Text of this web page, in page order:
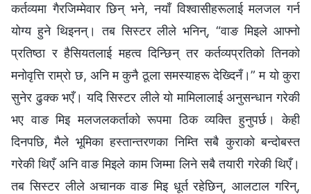
कर्तव्यमा गैरजिम्मेवार छिन् भने, नयाँ विश्‍वासीहरूलाई मलजल गर्न
योग्य हुने थिइनन्। तब सिस्टर लीले भनिन्, “वाङ मिइले आफ्नो
प्रतिष्ठा र हैसियतलाई महत्व दिन्छिन् तर कर्तव्यप्रतिको तिनको
मनोवृत्ति राम्रो छ, अनि म कुनै ठूला समस्याहरू देख्दिनँ।” म यो कुरा
सुनेर ढुक्क भएँ। यदि सिस्टर लीले यो मामिलालाई अनुसन्धान गरेकी
भए वाङ मिइ मलजलकर्ताको रूपमा ठिक व्यक्ति हुनुपर्छ। केही
दिनपछि, मैले भूमिका हस्तान्तरणका निम्ति सबै कुराको बन्दोबस्त
गरेकी थिएँ अनि वाङ मिइले काम जिम्मा लिने सबै तयारी गरेकी थिएँ।
तब सिस्टर लीले अचानक वाङ मिइ धूर्त रहेछिन्, आलटाल गरिन्,